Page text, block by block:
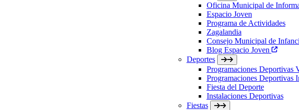
Oficina Municipal de
Espacio Joven
Programa de Actividades
Zagalandia
Consejo Municipal de
Blog Espacio Joven
Deportes
Programaciones Deportivas
Programaciones Deportivas
Fiesta del Deporte
Instalaciones Deportivas
Fiestas